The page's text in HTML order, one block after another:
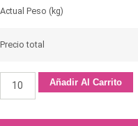
Actual Peso (kg)
Precio total
Añadir Al Carrito